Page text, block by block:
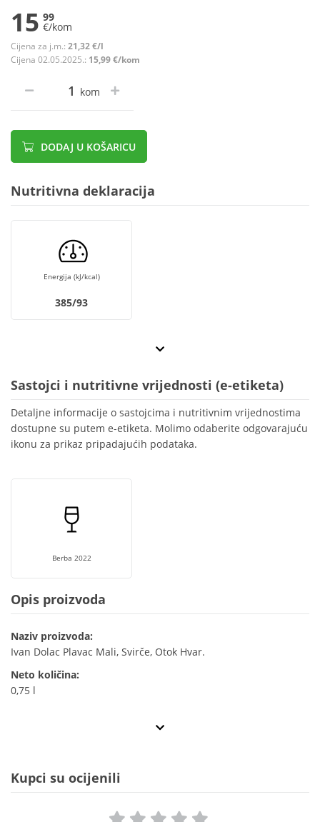
15 99
€/kom
Cijena za j.m.: 21,32 €/l
Cijena 02.05.2025.: 15,99 €/kom
kom
DODAJ U KOŠARICU
Nutritivna deklaracija
Energija (kJ/kcal)
385/93
Sastojci i nutritivne vrijednosti (e-etiketa)
Detaljne informacije o sastojcima i nutritivnim vrijednostima
dostupne su putem e-etiketa. Molimo odaberite odgovarajuću
ikonu za prikaz pripadajućih podataka.
Berba 2022
Opis proizvoda
Naziv proizvoda:
Ivan Dolac Plavac Mali, Svirče, Otok Hvar.
Neto količina:
0,75 l
Kupci su ocijenili